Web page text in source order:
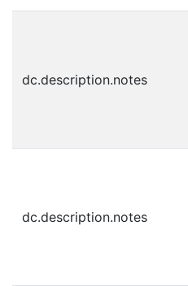
dc.description.notes
dc.description.notes